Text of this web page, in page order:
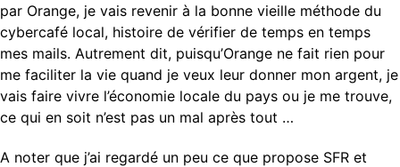
par Orange, je vais revenir à la bonne vieille méthode du
cybercafé local, histoire de vérifier de temps en temps
mes mails. Autrement dit, puisqu’Orange ne fait rien pour
me faciliter la vie quand je veux leur donner mon argent, je
vais faire vivre l’économie locale du pays ou je me trouve,
ce qui en soit n’est pas un mal après tout …
A noter que j’ai regardé un peu ce que propose SFR et